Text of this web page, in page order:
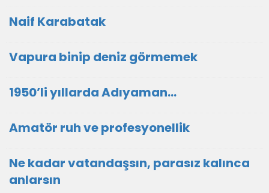
Naif Karabatak
Vapura binip deniz görmemek
1950’li yıllarda Adıyaman…
Amatör ruh ve profesyonellik
Ne kadar vatandaşsın, parasız kalınca
anlarsın